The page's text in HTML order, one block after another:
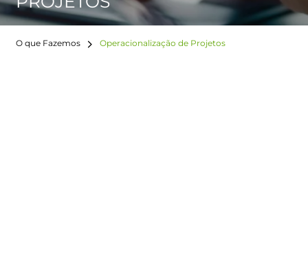
O que Fazemos Operacionalização de Projetos